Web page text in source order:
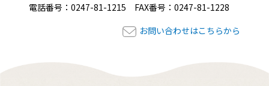
電話番号：0247-81-1215 FAX番号：0247-81-1228
お問い合わせはこちらから